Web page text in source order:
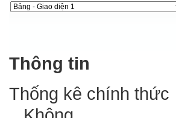
Thông tin
Thống kê chính thức